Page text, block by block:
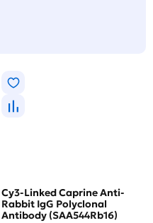
Cy3-Linked Caprine Anti-
Rabbit IgG Polyclonal
Antibody (SAA544Rb16)